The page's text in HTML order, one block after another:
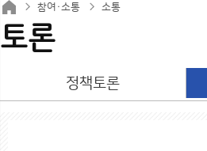
참여·소통 소통
토론
정책토론